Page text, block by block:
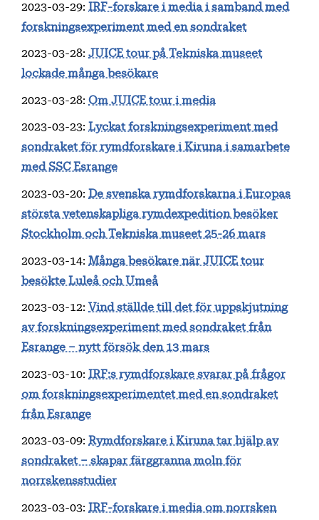
2023-03-29: IRF-forskare i media i samband med
forskningsexperiment med en sondraket
2023-03-28: JUICE tour på Tekniska museet
lockade många besökare
2023-03-28: Om JUICE tour i media
2023-03-23: Lyckat forskningsexperiment med
sondraket för rymdforskare i Kiruna i samarbete
med SSC Esrange
2023-03-20: De svenska rymdforskarna i Europas
största vetenskapliga rymdexpedition besöker
Stockholm och Tekniska museet 25-26 mars
2023-03-14: Många besökare när JUICE tour
besökte Luleå och Umeå
2023-03-12: Vind ställde till det för uppskjutning
av forskningsexperiment med sondraket från
Esrange – nytt försök den 13 mars
2023-03-10: IRF:s rymdforskare svarar på frågor
om forskningsexperimentet med en sondraket
från Esrange
2023-03-09: Rymdforskare i Kiruna tar hjälp av
sondraket – skapar färggranna moln för
norrskensstudier
2023-03-03: IRF-forskare i media om norrsken